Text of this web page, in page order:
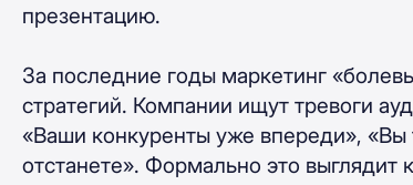
презентацию.
За последние годы маркетинг
стратегий. Компании ищут тревоги
«Ваши конкуренты уже впереди»,
отстанете». Формально это выглядит